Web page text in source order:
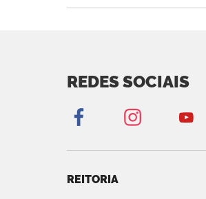
REDES SOCIAIS
REITORIA